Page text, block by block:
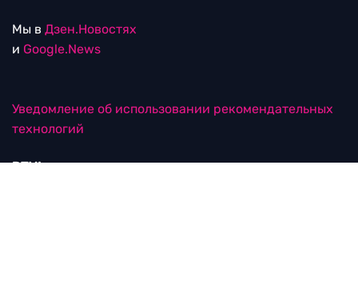
Мы в Дзен.Новостях
и Google.News
Уведомление об использовании рекомендательных
технологий
RTVI в соцсетях